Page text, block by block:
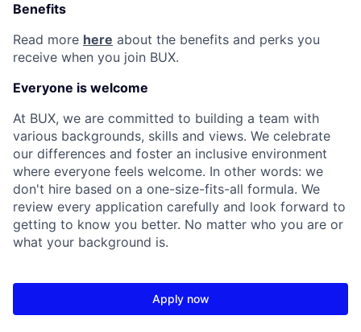
Benefits
Read more here about the benefits and perks you
receive when you join BUX.
Everyone is welcome
At BUX, we are committed to building a team with
various backgrounds, skills and views. We celebrate
our differences and foster an inclusive environment
where everyone feels welcome. In other words: we
don't hire based on a one-size-fits-all formula. We
review every application carefully and look forward to
getting to know you better. No matter who you are or
what your background is.
Apply now